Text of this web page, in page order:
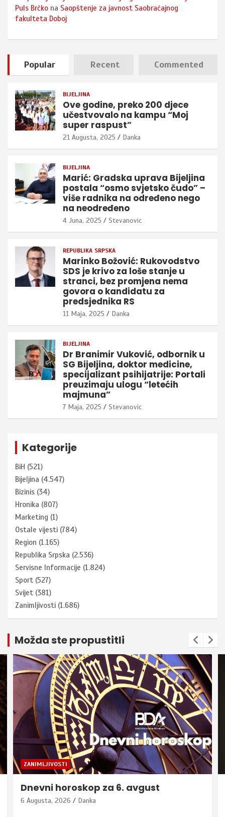
Puls Brčko na Saopštenje za javnost Saobraćajnog
fakulteta Doboj
Popular Recent Commented
BIJELJINA
Ove godine, preko 200 djece
učestvovalo na kampu “Moj
super raspust”
21 Augusta, 2025 Danka
BIJELJINA
Marić: Gradska uprava Bijeljina
postala “osmo svjetsko čudo” –
više radnika na određeno nego
na neodređeno
4 Juna, 2025 Stevanovic
REPUBLIKA SRPSKA
Marinko Božović: Rukovodstvo
SDS je krivo za loše stanje u
stranci, bez promjena nema
govora o kandidatu za
predsjednika RS
11 Maja, 2025 Danka
BIJELJINA
Dr Branimir Vuković, odbornik u
SG Bijeljina, doktor medicine,
specijalizant psihijatrije: Portali
preuzimaju ulogu “letećih
majmuna”
7 Maja, 2025 Stevanovic
Kategorije
BiH (521)
Bijeljina (4.547)
Bizinis (34)
Hronika (807)
Marketing (1)
Ostale vijesti (784)
Region (1.165)
Republika Srpska (2.536)
Servisne Informacije (1.824)
Sport (527)
Svijet (381)
Zanimljivosti (1.686)
Možda ste propustitli
ZANIMLJIVOSTI
Dnevni horoskop za 6. avgust
6 Augusta, 2026 Danka